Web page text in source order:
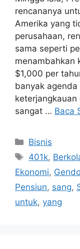
rencananya
Amerika yang
perusahaan,
sama seperti
menambahkan
$1,000 per
banyak
sangat … Baca
Kategori
Bisnis
Tag
401k,
Ekonomi,
Pensiun, sang,
untuk, yang